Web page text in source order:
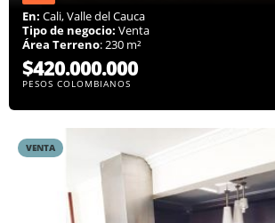
En: Cali, Valle del Cauca
Tipo de negocio: Venta
Área Terreno: 230 m²
$420.000.000
PESOS COLOMBIANOS
VENTA